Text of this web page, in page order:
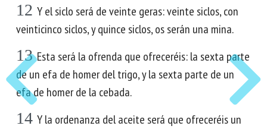
12 Y el siclo será de veinte geras: veinte siclos, con
veinticinco siclos, y quince siclos, os serán una mina.
13 Esta será la ofrenda que ofreceréis: la sexta parte
de un efa de homer del trigo, y la sexta parte de un
efa de homer de la cebada.
14 Y la ordenanza del aceite será que ofreceréis un